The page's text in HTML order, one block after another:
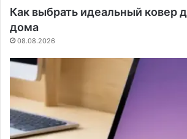
Как выбрать идеальный ковер
дома
08.08.2026